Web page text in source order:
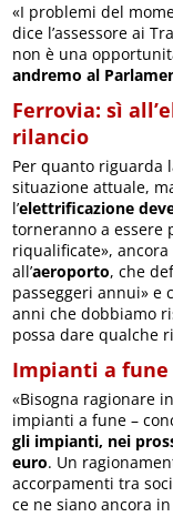
«I problemi del
dice l’assessore ai
non è una
andremo al
Ferrovia: sì
rilancio
Per quanto riguarda
situazione attuale,
l’elettrificazione
torneranno a essere
riqualificate»,
all’aeroporto, che
passeggeri annui» e
anni che dobbiamo
possa dare qualche
Impianti a fune
«Bisogna ragionare
impianti a fune –
gli impianti, nei
euro. Un
accorpamenti tra
ce ne siano ancora